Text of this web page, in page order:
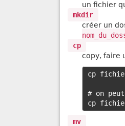
un fichier
mkdir
créer un
cp
copy, faire
cp
# on
mv